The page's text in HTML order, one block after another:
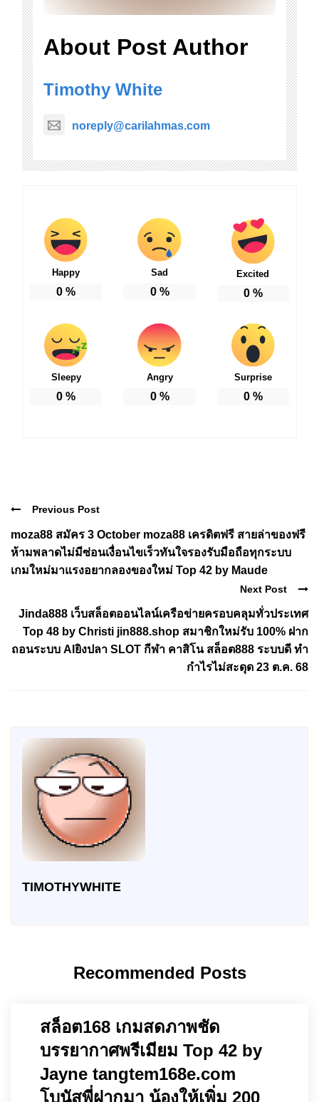
About Post Author
Timothy White
noreply@carilahmas.com
Happy
0 %
Sad
0%
Excited
0%
Sleepy
0 %
Angry
0%
Surprise
0%
Previous Post
moza88 สมัคร 3 October moza88 เครดิตฟรี สายล่าของฟรี
ห้ามพลาดไม่มีซ่อนเงื่อนไขเร็วทันใจรองรับมือถือทุกระบบ
เกมใหม่มาแรงอยากลองของใหม่ Top 42 by Maude
Next Post
Jinda888 เว็บสล็อตออนไลน์เครือข่ายครอบคลุมทั่วประเทศ
Top 48 by Christi jin888.shop สมาชิกใหม่รับ 100% ฝาก
ถอนระบบ AIยิงปลา SLOT กีฬา คาสิโน สล็อต888 ระบบดี ทำ
กำไรไม่สะดุด 23 ต.ค. 68
TIMOTHYWHITE
Recommended Posts
สล็อต168 เกมสดภาพชัด
บรรยากาศพรีเมียม Top 42 by
Jayne tangtem168e.com
โบนัสพี่ฝากมา น้องให้เพิ่ม 200